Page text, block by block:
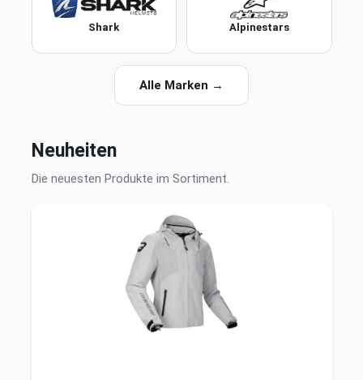
Shark Alpinestars
Alle Marken →
Neuheiten
Die neuesten Produkte im Sortiment.